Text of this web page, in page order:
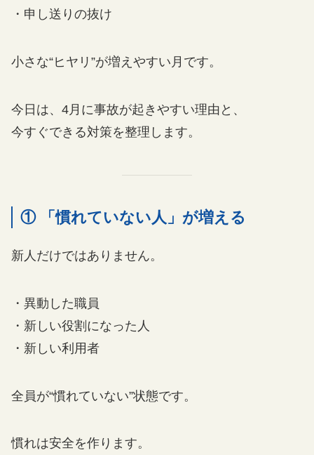
・申し送りの抜け
小さな“ヒヤリ”が増えやすい月です。
今日は、4月に事故が起きやすい理由と、
今すぐできる対策を整理します。
① 「慣れていない人」が増える
新人だけではありません。
・異動した職員
・新しい役割になった人
・新しい利用者
全員が“慣れていない”状態です。
慣れは安全を作ります。